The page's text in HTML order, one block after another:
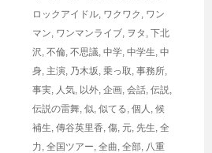
ロックアイドル, ワクワク , ワン
マン, ワンマンライブ, ヲタ , 下北
沢, 不倫, 不思議, 中学, 中学生, 中
身, 主演, 乃木坂, 乗っ取, 事務所,
事実, 人気, 以外, 企画, 会話, 伝説,
伝説の雷舞, 似, 似てる, 個人 , 候
補生, 傳谷英里香, 傷, 元, 先生, 全
力, 全国ツアー, 全曲, 全部, 八重